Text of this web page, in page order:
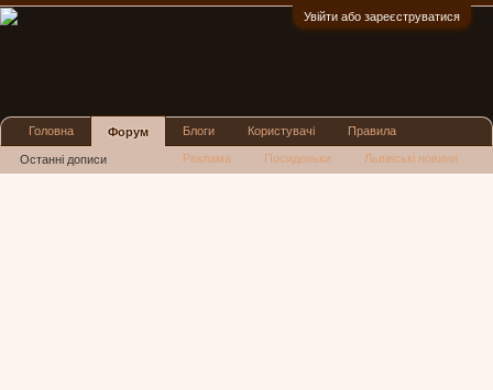
Увійти або зареєструватися
Головна Форум
Останні дописи
Блоги Користувачі Правила
Реклама Посиденьки Львівські новини